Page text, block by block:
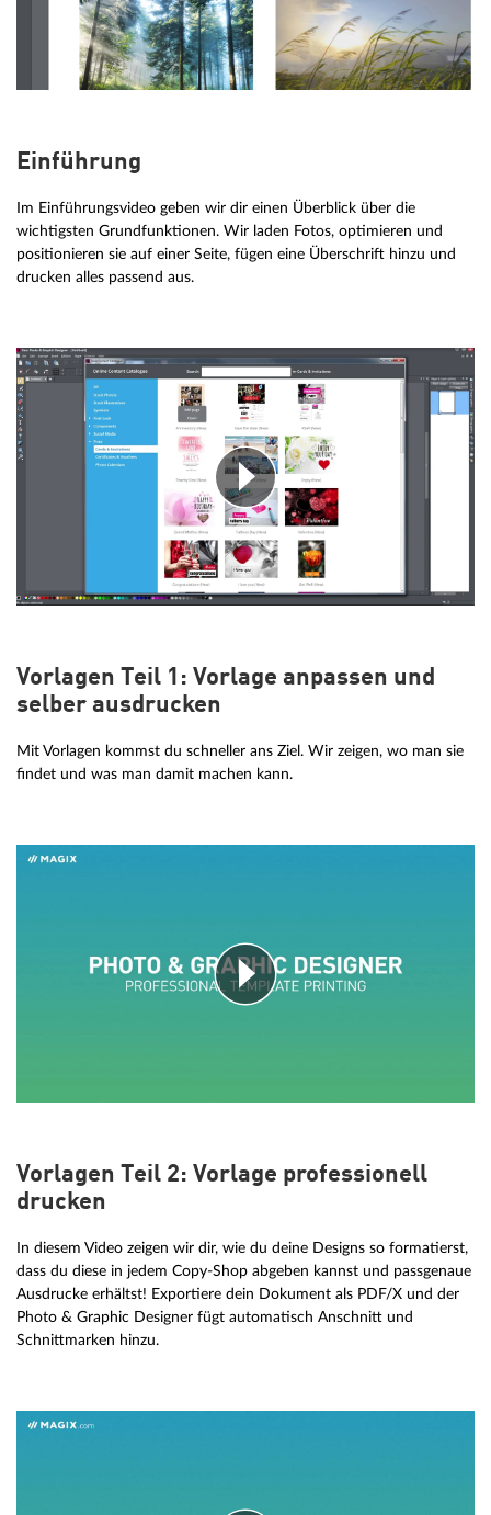
Einführung
Im Einführungsvideo geben wir dir einen Überblick über die
wichtigsten Grundfunktionen. Wir laden Fotos, optimieren und
positionieren sie auf einer Seite, fügen eine Überschrift hinzu und
drucken alles passend aus.
Vorlagen Teil 1: Vorlage anpassen und
selber ausdrucken
Mit Vorlagen kommst du schneller ans Ziel. Wir zeigen, wo man sie
findet und was man damit machen kann.
Vorlagen Teil 2: Vorlage professionell
drucken
In diesem Video zeigen wir dir, wie du deine Designs so formatierst,
dass du diese in jedem Copy-Shop abgeben kannst und passgenaue
Ausdrucke erhältst! Exportiere dein Dokument als PDF/X und der
Photo & Graphic Designer fügt automatisch Anschnitt und
Schnittmarken hinzu.